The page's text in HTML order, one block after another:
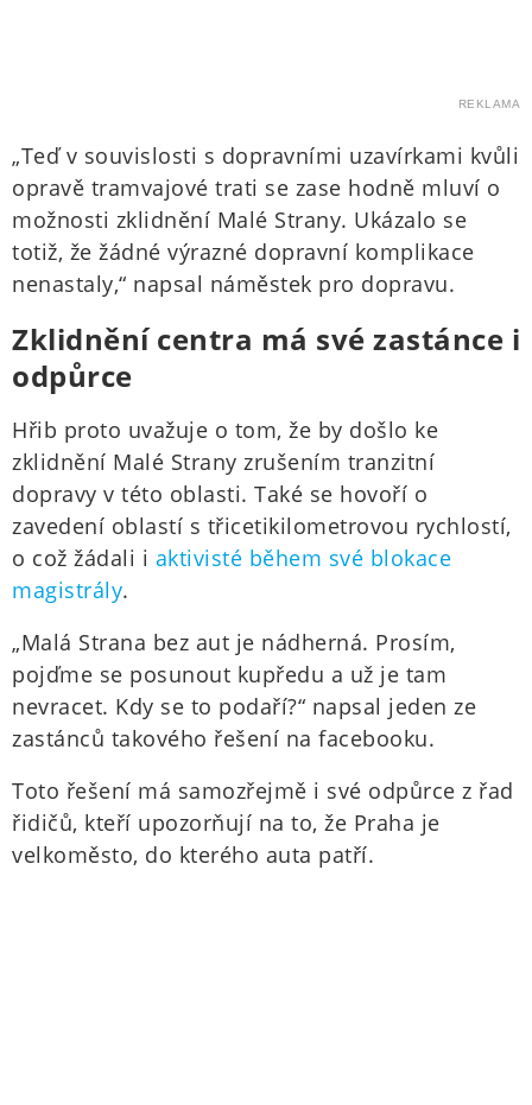
REKLAMA
„Teď v souvislosti s dopravními uzavírkami kvůli
opravě tramvajové trati se zase hodně mluví o
možnosti zklidnění Malé Strany. Ukázalo se
totiž, že žádné výrazné dopravní komplikace
nenastaly,“ napsal náměstek pro dopravu.
Zklidnění centra má své zastánce i
odpůrce
Hřib proto uvažuje o tom, že by došlo ke
zklidnění Malé Strany zrušením tranzitní
dopravy v této oblasti. Také se hovoří o
zavedení oblastí s třicetikilometrovou rychlostí,
o což žádali i aktivisté během své blokace
magistrály.
„Malá Strana bez aut je nádherná. Prosím,
pojďme se posunout kupředu a už je tam
nevracet. Kdy se to podaří?“ napsal jeden ze
zastánců takového řešení na facebooku.
Toto řešení má samozřejmě i své odpůrce z řad
řidičů, kteří upozorňují na to, že Praha je
velkoměsto, do kterého auta patří.